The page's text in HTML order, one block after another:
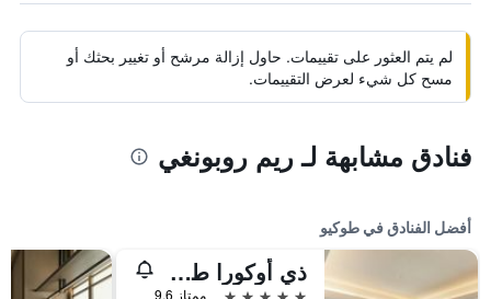
لم يتم العثور على تقييمات. حاول إزالة مرشح أو تغيير بحثك أو
مسح كل شيء لعرض التقييمات.
فنادق مشابهة لـ ريم روبونغي
أفضل الفنادق في طوكيو
ذي أوكورا طوكيو
5 نجوم ممتاز 9.6